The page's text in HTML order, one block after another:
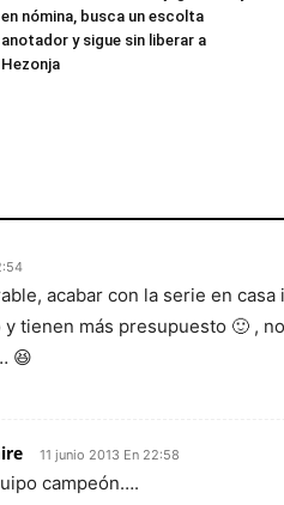
en nómina, busca un escolta
anotador y sigue sin liberar a
Hezonja
acabar con la serie en
tienen más presupuesto 🙂 ,
😆
11 junio 2013 En 22:58
campeón….